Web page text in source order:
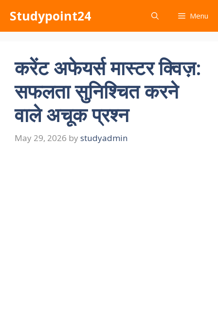
content
Studypoint24 Menu
करेंट अफेयर्स मास्टर क्विज़:
सफलता सुनिश्चित करने
वाले अचूक प्रश्न
May 29, 2026 by studyadmin